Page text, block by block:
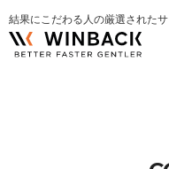
結果にこだわる人の厳選された